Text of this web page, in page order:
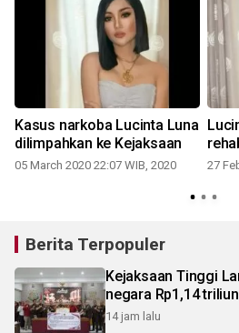
Kasus narkoba Lucinta Luna
dilimpahkan ke Kejaksaan
05 March 2020 22:07 WIB, 2020 27
Berita Terpopuler
Kejaksaan Tinggi
negara Rp1,14
14 jam lalu